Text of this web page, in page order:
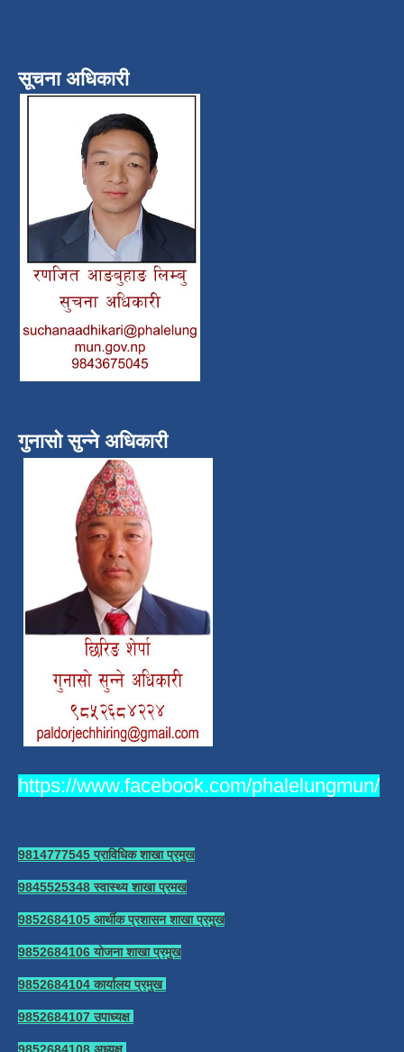
सूचना अधिकारी
गुनासो सुन्ने अधिकारी
https://www.facebook.com/phalelungmun/
9814777545 प्राविधिक शाखा प्रमुख
9845525348 स्वास्थ्य शाखा प्रमख
9852684105 आर्थीक प्रशासन शाखा प्रमुख
9852684106 योजना शाखा प्रमुख
9852684104 कार्यालय प्रमुख
9852684107 उपाध्यक्ष